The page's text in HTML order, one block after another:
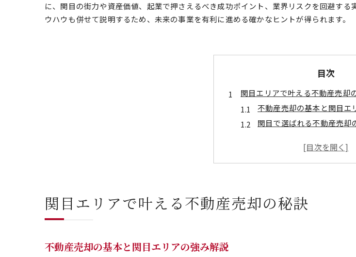
城東区諏訪マンション売却相場
に、関目の街力や資産価値、起業で押さえるべき成功ポイント、業界リスクを回避す
ウハウも併せて説明するため、未来の事業を有利に進める確かなヒントが得られます。
目次
関目エリアで叶える不動産売却
不動産売却の基本と関目エ
関目で選ばれる不動産売却
不動産売却で失敗しないた
不動産売却で押さえたい資
大阪市城東区の人気理由と
関目エリアで叶える不動産売却の秘訣
不動産売却の基本と関目エリアの強み解説